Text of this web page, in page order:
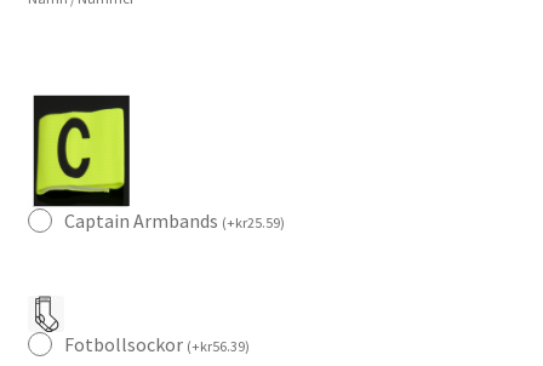
Captain Armbands (+kr25.59)
Fotbollsockor (+kr56.39)